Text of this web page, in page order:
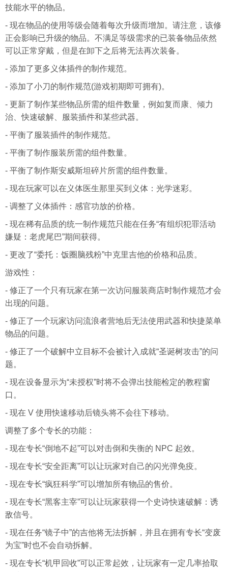
技能水平的物品。
- 现在物品的使用等级会随着每次升级而增加。请注意，该修
正会影响已升级的物品。不满足等级需求的已装备物品依然
可以正常穿戴，但是在卸下之后将无法再次装备。
- 添加了更多义体插件的制作规范。
- 添加了小刀的制作规范(游戏初期即可拥有)。
- 更新了制作某些物品所需的组件数量，例如复而康、倾力
治、快速破解、服装插件和某些武器。
- 平衡了服装插件的制作规范。
- 平衡了制作服装所需的组件数量。
- 平衡了制作斯安威斯坦碎片所需的组件数量。
- 现在玩家可以在义体医生那里买到义体：光学迷彩。
- 调整了义体插件：感官功放的价格。
- 现在稀有品质的统一制作规范只能在任务“有组织犯罪活动
嫌疑：老虎尾巴”期间获得。
- 更改了“委托：饭圈脑残粉”中克里吉他的价格和品质。
游戏性：
- 修正了一个只有玩家在第一次访问服装商店时制作规范才会
出现的问题。
- 修正了一个玩家访问流浪者营地后无法使用武器和快捷菜单
物品的问题。
- 修正了一个破解中立目标不会被计入成就“圣诞树攻击”的问
题。
- 现在设备显示为“未授权”时将不会弹出技能检定的教程窗
口。
- 现在 V 使用快速移动后镜头将不会往下移动。
调整了多个专长的功能：
- 现在专长“倒地不起”可以对击倒和失衡的 NPC 起效。
- 现在专长“安全距离”可以让玩家对自己的闪光弹免疫。
- 现在专长“疯狂科学”可以增加所有物品的售价。
- 现在专长“黑客主宰”可以让玩家获得一个史诗快速破解：诱
敌信号。
- 现在任务“镜子中”的吉他将无法拆解，并且在拥有专长“变废
为宝”时也不会自动拆解。
- 现在专长“机甲回收”可以正常起效，让玩家有一定几率拾取